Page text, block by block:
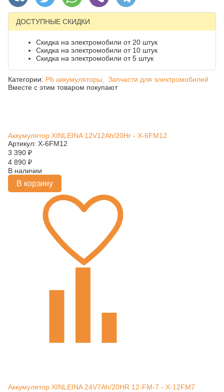
ДОСТУПНЫЕ СКИДКИ
Скидка на электромобили от 20 штук
Скидка на электромобили от 10 штук
Скидка на электромобили от 5 штук
Категории: Pb аккумуляторы,
Запчасти для электромобилей
Вместе с этим товаром покупают
Аккумулятор XINLEINA 12V12Ah/20Hr - X-6FM12
Артикул: X-6FM12
3 390 ₽
4 890 ₽
В наличии
В корзину
Аккумулятор XINLEINA 24V7Ah/20HR 12-FM-7 - X-12FM7